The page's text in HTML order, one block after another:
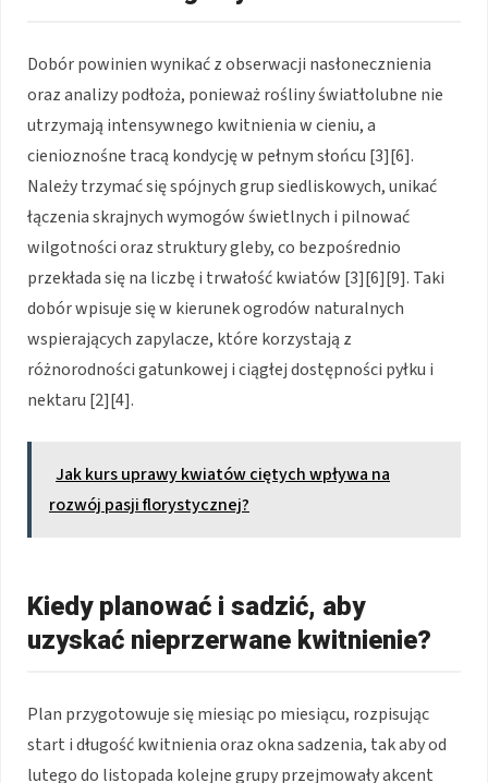
Dobór powinien wynikać z obserwacji nasłonecznienia
oraz analizy podłoża, ponieważ rośliny światłolubne nie
utrzymają intensywnego kwitnienia w cieniu, a
cienioznośne tracą kondycję w pełnym słońcu [3][6].
Należy trzymać się spójnych grup siedliskowych, unikać
łączenia skrajnych wymogów świetlnych i pilnować
wilgotności oraz struktury gleby, co bezpośrednio
przekłada się na liczbę i trwałość kwiatów [3][6][9]. Taki
dobór wpisuje się w kierunek ogrodów naturalnych
wspierających zapylacze, które korzystają z
różnorodności gatunkowej i ciągłej dostępności pyłku i
nektaru [2][4].
Jak kurs uprawy kwiatów ciętych wpływa na
rozwój pasji florystycznej?
Kiedy planować i sadzić, aby
uzyskać nieprzerwane kwitnienie?
Plan przygotowuje się miesiąc po miesiącu, rozpisując
start i długość kwitnienia oraz okna sadzenia, tak aby od
lutego do listopada kolejne grupy przejmowały akcent